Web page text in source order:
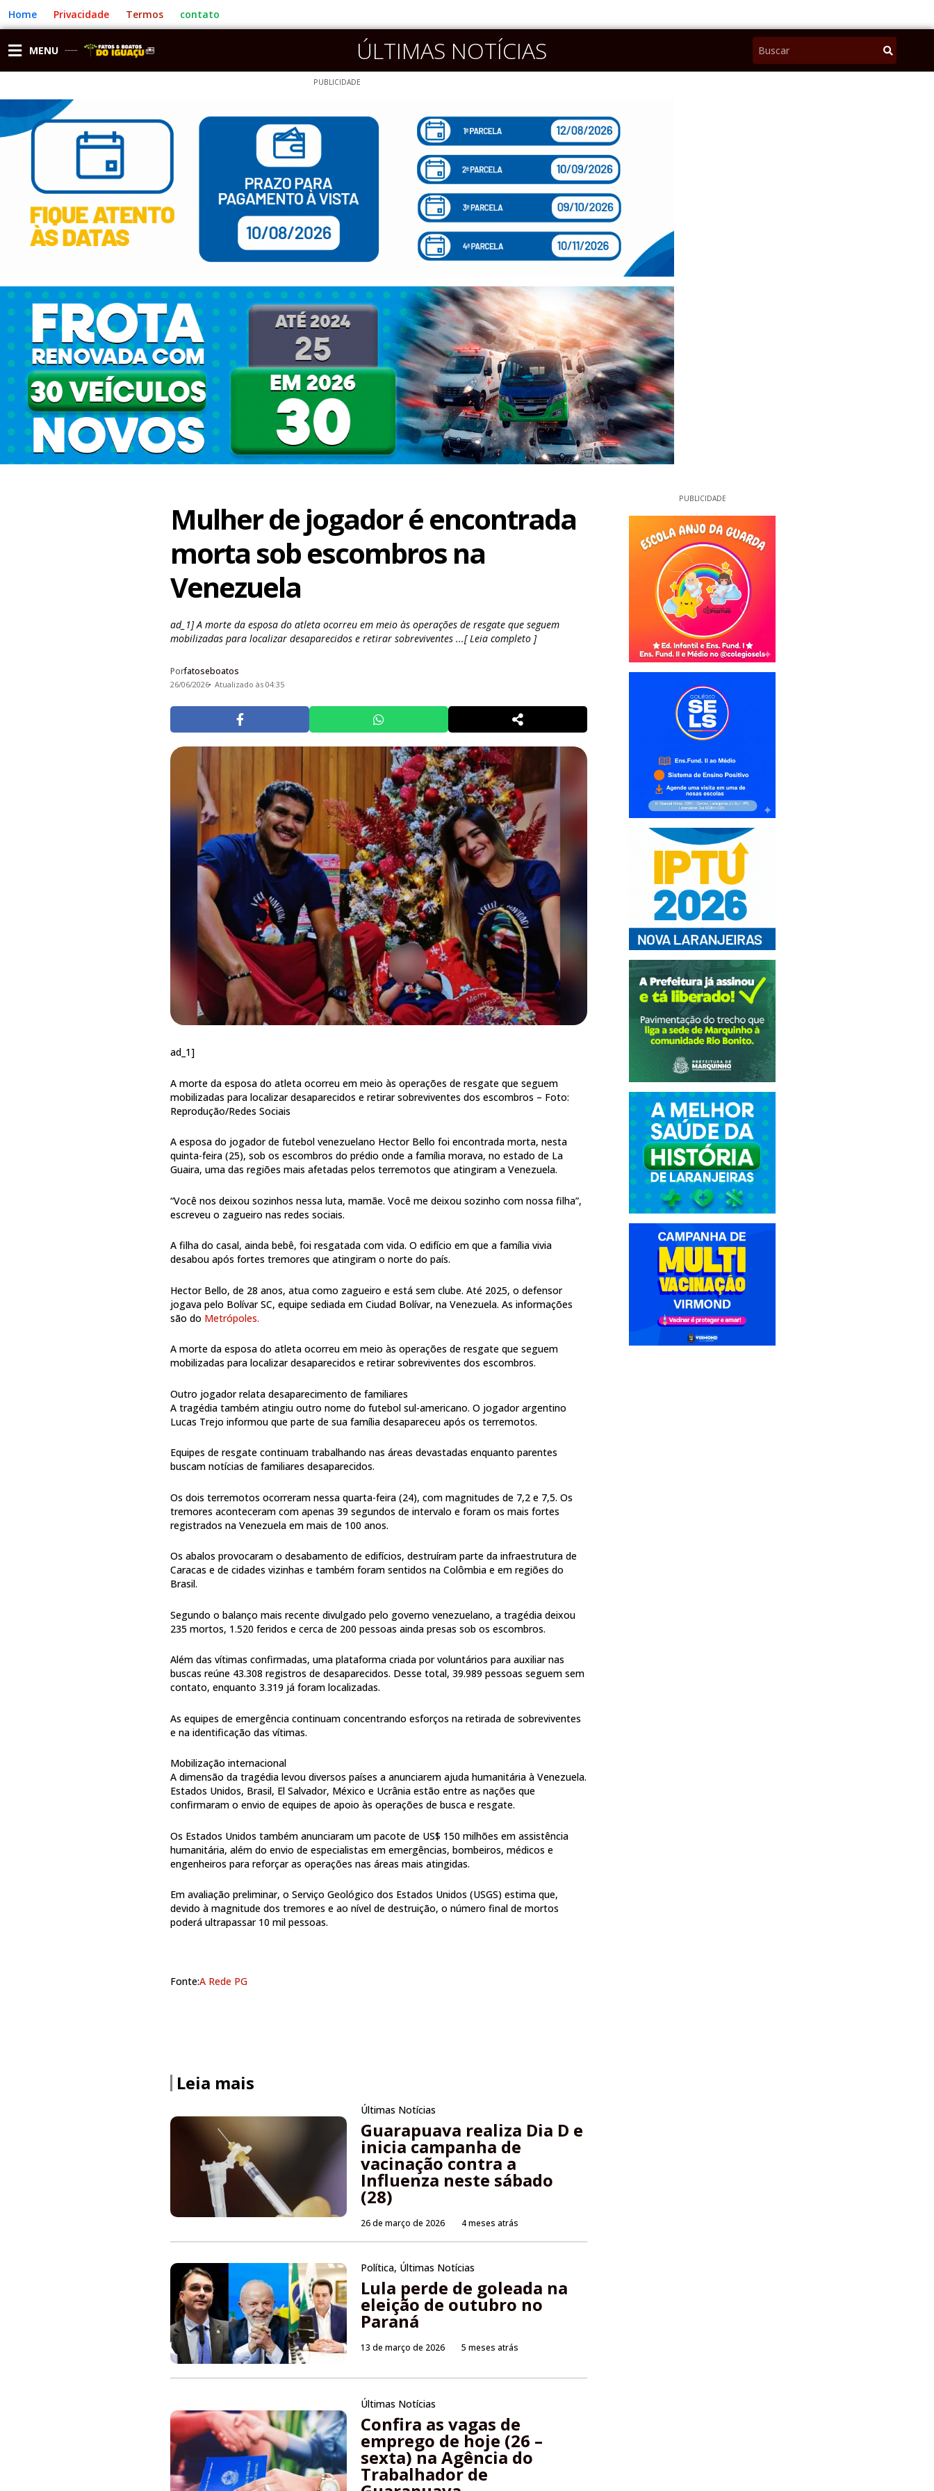
para
o
conteúdo
Home Privacidade Termos contato
MENU ÚLTIMAS NOTÍCIAS Pesquisar
PUBLICIDADE
Mulher de jogador é encontrada
morta sob escombros na
Venezuela
ad_1] A morte da esposa do atleta ocorreu em meio às operações de resgate que seguem
mobilizadas para localizar desaparecidos e retirar sobreviventes ...[ Leia completo ]
Porfatoseboatos
26/06/2026 Atualizado às 04:35
ad_1]
A morte da esposa do atleta ocorreu em meio às operações de resgate que seguem
mobilizadas para localizar desaparecidos e retirar sobreviventes dos escombros – Foto:
Reprodução/Redes Sociais
A esposa do jogador de futebol venezuelano Hector Bello foi encontrada morta, nesta
quinta-feira (25), sob os escombros do prédio onde a família morava, no estado de La
Guaira, uma das regiões mais afetadas pelos terremotos que atingiram a Venezuela.
“Você nos deixou sozinhos nessa luta, mamãe. Você me deixou sozinho com nossa filha”,
escreveu o zagueiro nas redes sociais.
A filha do casal, ainda bebê, foi resgatada com vida. O edifício em que a família vivia
desabou após fortes tremores que atingiram o norte do país.
Hector Bello, de 28 anos, atua como zagueiro e está sem clube. Até 2025, o defensor
jogava pelo Bolívar SC, equipe sediada em Ciudad Bolívar, na Venezuela. As informações
são do Metrópoles.
A morte da esposa do atleta ocorreu em meio às operações de resgate que seguem
mobilizadas para localizar desaparecidos e retirar sobreviventes dos escombros.
Outro jogador relata desaparecimento de familiares
A tragédia também atingiu outro nome do futebol sul-americano. O jogador argentino
Lucas Trejo informou que parte de sua família desapareceu após os terremotos.
Equipes de resgate continuam trabalhando nas áreas devastadas enquanto parentes
buscam notícias de familiares desaparecidos.
Os dois terremotos ocorreram nessa quarta-feira (24), com magnitudes de 7,2 e 7,5. Os
tremores aconteceram com apenas 39 segundos de intervalo e foram os mais fortes
registrados na Venezuela em mais de 100 anos.
Os abalos provocaram o desabamento de edifícios, destruíram parte da infraestrutura de
Caracas e de cidades vizinhas e também foram sentidos na Colômbia e em regiões do
Brasil.
Segundo o balanço mais recente divulgado pelo governo venezuelano, a tragédia deixou
235 mortos, 1.520 feridos e cerca de 200 pessoas ainda presas sob os escombros.
Além das vítimas confirmadas, uma plataforma criada por voluntários para auxiliar nas
buscas reúne 43.308 registros de desaparecidos. Desse total, 39.989 pessoas seguem sem
contato, enquanto 3.319 já foram localizadas.
As equipes de emergência continuam concentrando esforços na retirada de sobreviventes
e na identificação das vítimas.
Mobilização internacional
A dimensão da tragédia levou diversos países a anunciarem ajuda humanitária à Venezuela.
Estados Unidos, Brasil, El Salvador, México e Ucrânia estão entre as nações que
confirmaram o envio de equipes de apoio às operações de busca e resgate.
Os Estados Unidos também anunciaram um pacote de US$ 150 milhões em assistência
humanitária, além do envio de especialistas em emergências, bombeiros, médicos e
engenheiros para reforçar as operações nas áreas mais atingidas.
Em avaliação preliminar, o Serviço Geológico dos Estados Unidos (USGS) estima que,
devido à magnitude dos tremores e ao nível de destruição, o número final de mortos
poderá ultrapassar 10 mil pessoas.
Fonte:A Rede PG
Leia mais
Últimas Notícias
Guarapuava realiza Dia D e
inicia campanha de
vacinação contra a
Influenza neste sábado
(28)
26 de março de 2026 4 meses atrás
Política, Últimas Notícias
Lula perde de goleada na
eleição de outubro no
Paraná
13 de março de 2026 5 meses atrás
Últimas Notícias
Confira as vagas de
emprego de hoje (26 –
sexta) na Agência do
Trabalhador de
PUBLICIDADE